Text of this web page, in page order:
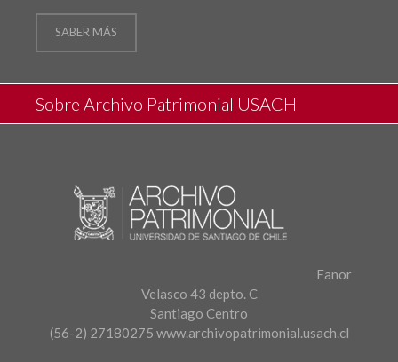
SABER MÁS
Sobre Archivo Patrimonial USACH
Fanor
Velasco 43 depto. C
Santiago Centro
(56-2) 27180275 www.archivopatrimonial.usach.cl